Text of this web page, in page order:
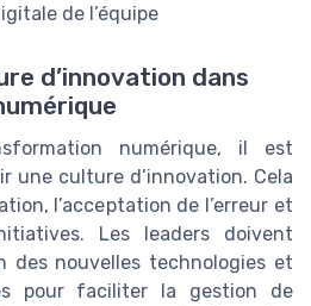
de l’équipe
d’innovation dans
numérique, il est
une culture d’innovation. Cela
l’acceptation de l’erreur et
Les leaders doivent
des nouvelles technologies et
pour faciliter la gestion de